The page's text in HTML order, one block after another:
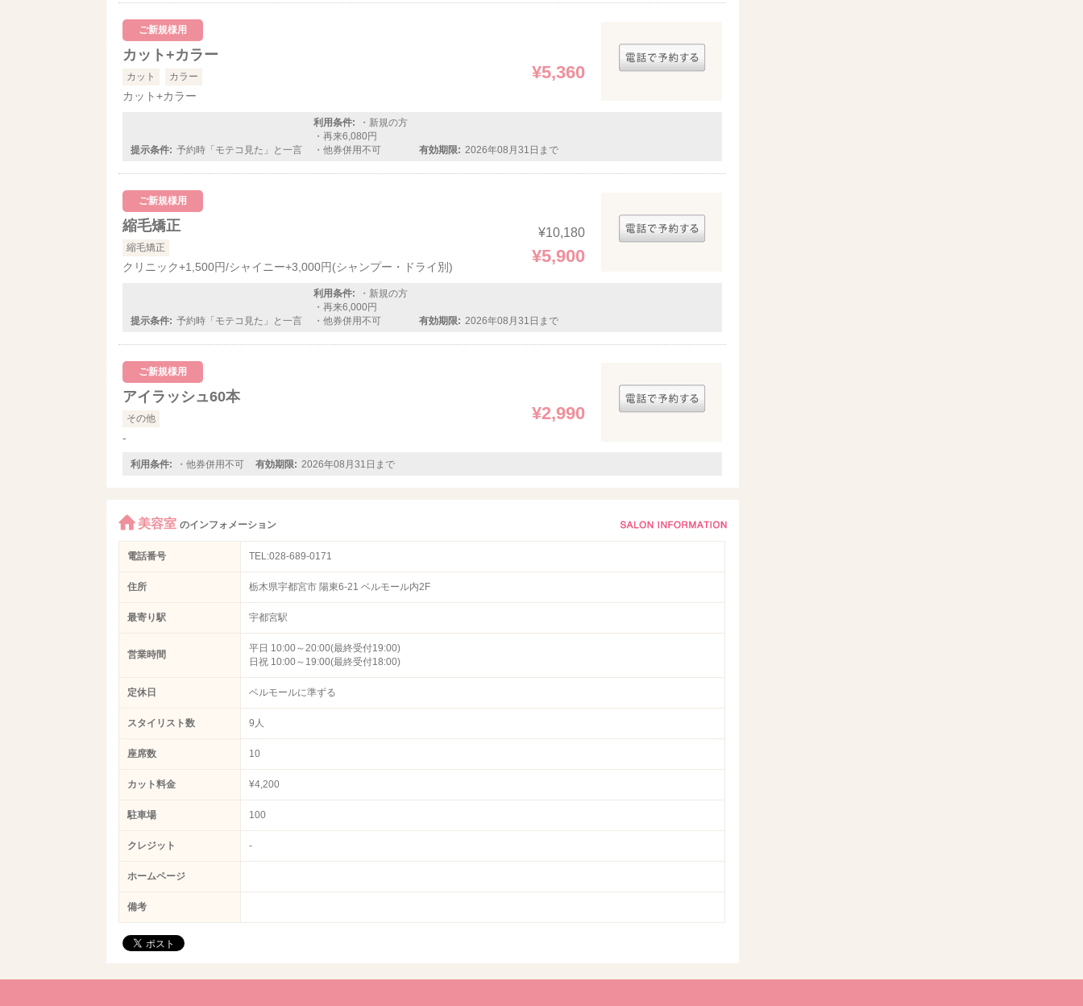
ご新規様用
カット+カラー
カット カラー
カット+カラー
¥5,360
提示条件: 予約時「モテコ見た」と一言
利用条件:
・新規の方
・再来6,080円
・他券併用不可
有効期限: 2026年08月31日まで
ご新規様用
縮毛矯正
縮毛矯正
クリニック+1,500円/シャイニー+3,000円(シャンプー・ドライ別)
¥10,180
¥5,900
提示条件: 予約時「モテコ見た」と一言
利用条件:
・新規の方
・再来6,000円
・他券併用不可
有効期限: 2026年08月31日まで
ご新規様用
アイラッシュ60本
その他
‐
¥2,990
利用条件: ・他券併用不可 有効期限: 2026年08月31日まで
美容室 のインフォメーション
電話番号 TEL:028-689-0171
住所 栃木県宇都宮市 陽東6-21 ベルモール内2F
最寄り駅 宇都宮駅
営業時間
平日 10:00～20:00(最終受付19:00)
日祝 10:00～19:00(最終受付18:00)
定休日 ベルモールに準ずる
スタイリスト数 9人
座席数 10
カット料金 ¥4,200
駐車場 100
クレジット -
ホームページ
備考